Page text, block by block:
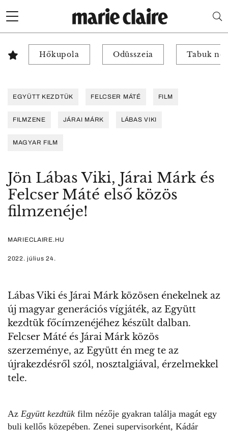
Hőkupola Odüsszeia Tabuk
EGYÜTT KEZDTÜK FELCSER MÁTÉ FILM
FILMZENE JÁRAI MÁRK LÁBAS VIKI
MAGYAR FILM
Jön Lábas Viki, Járai Márk és
Felcser Máté első közös
filmzenéje!
MARIECLAIRE.HU
2022. július 24.
Lábas Viki és Járai Márk közösen énekelnek az
új magyar generációs vígjáték, az Együtt
kezdtük főcímzenéjéhez készült dalban.
Felcser Máté és Járai Márk közös
szerzeménye, az Együtt én meg te az
újrakezdésről szól, nosztalgiával, érzelmekkel
tele.
Az Együtt kezdtük film nézője gyakran találja magát egy
buli kellős közepében. Zenei supervisorként, Kádár